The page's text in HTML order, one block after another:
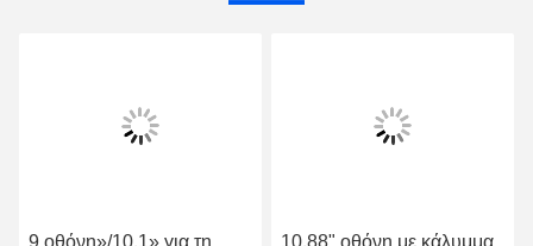
9 οθόνη»/10,1» για τη
10.88" οθόνη με κάλυμμα